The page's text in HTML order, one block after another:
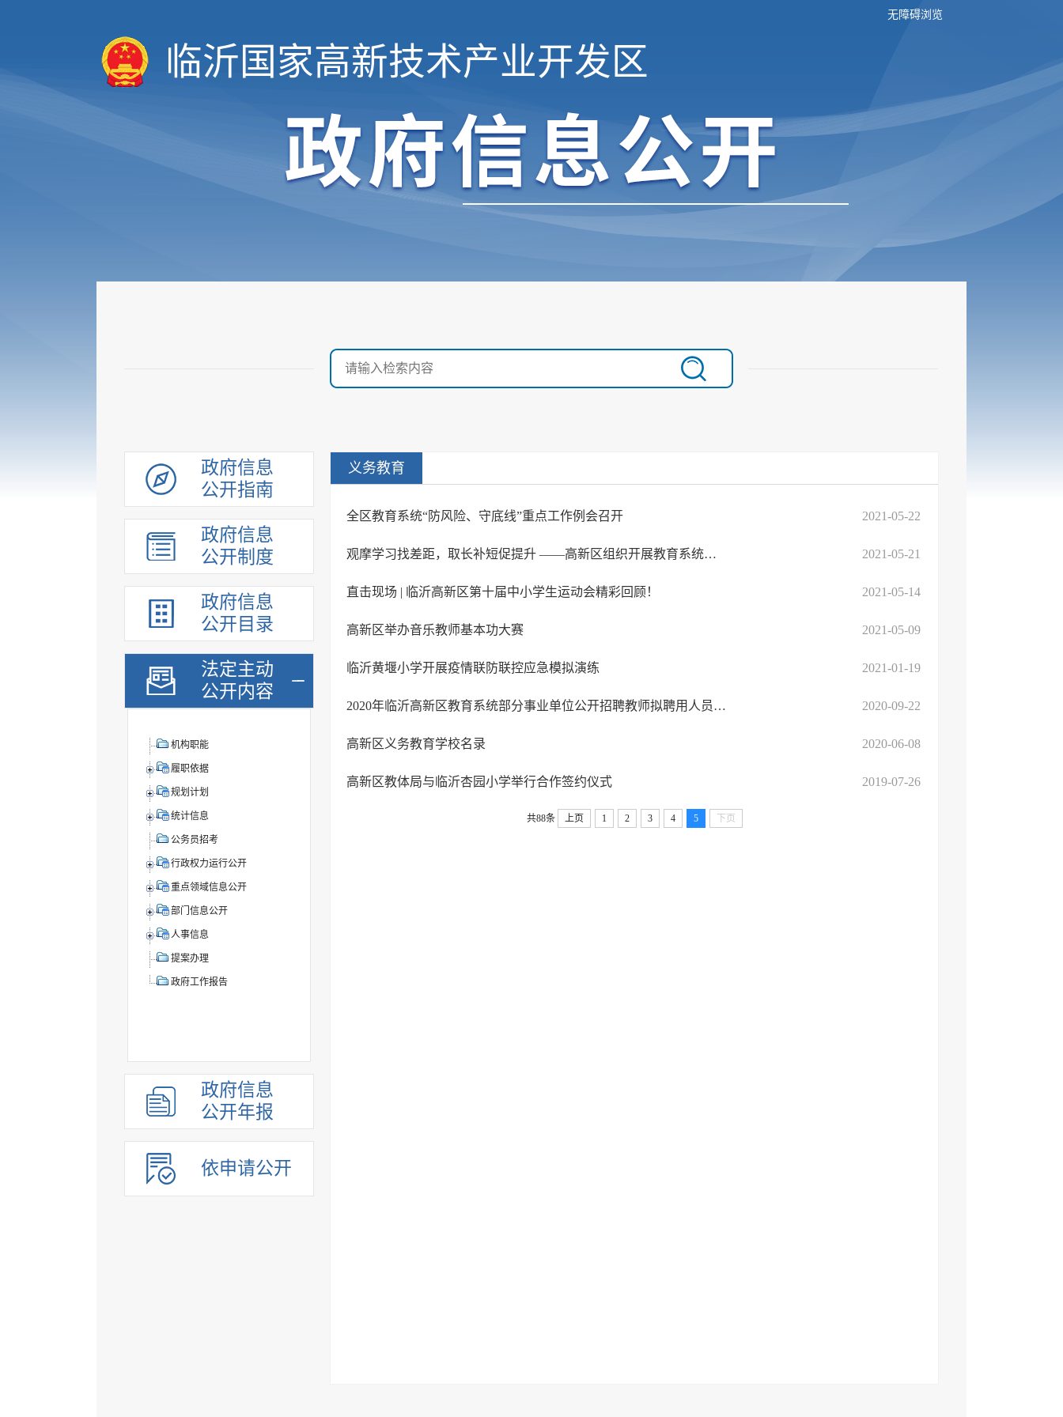
无障碍浏览
临沂国家高新技术产业开发区
政府信息
公开指南
政府信息
公开制度
政府信息
公开目录
法定主动
公开内容
机构职能
履职依据
规划计划
统计信息
公务员招考
行政权力运行公开
重点领域信息公开
部门信息公开
人事信息
提案办理
政府工作报告
政府信息
公开年报
依申请公开
义务教育
全区教育系统“防风险、守底线”重点工作例会召开 2021-05-22
观摩学习找差距，取长补短促提升 ——高新区组织开展教育系统党组织书记集中观摩培... 2021-05-21
直击现场 | 临沂高新区第十届中小学生运动会精彩回顾！ 2021-05-14
高新区举办音乐教师基本功大赛 2021-05-09
临沂黄堰小学开展疫情联防联控应急模拟演练 2021-01-19
2020年临沂高新区教育系统部分事业单位公开招聘教师拟聘用人员公示 2020-09-22
高新区义务教育学校名录 2020-06-08
高新区教体局与临沂杏园小学举行合作签约仪式 2019-07-26
共88条 上页 1 2 3 4 5 下页